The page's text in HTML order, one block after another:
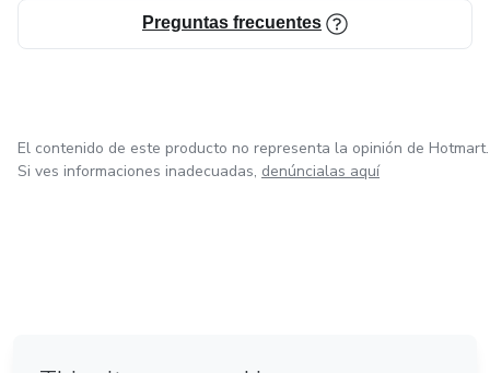
Preguntas frecuentes
El contenido de este producto no representa la opinión de Hotmart.
Si ves informaciones inadecuadas, denúncialas aquí